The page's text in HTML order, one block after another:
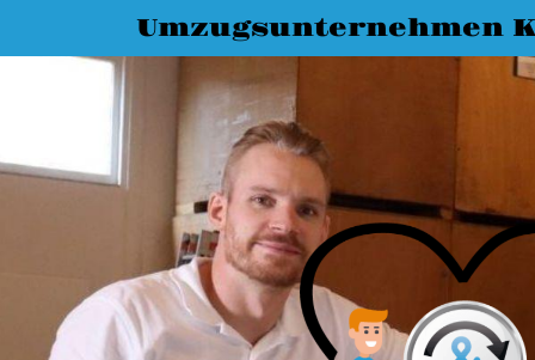
Umzugsunternehmen